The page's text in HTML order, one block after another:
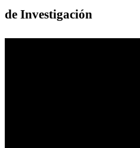
de Investigación